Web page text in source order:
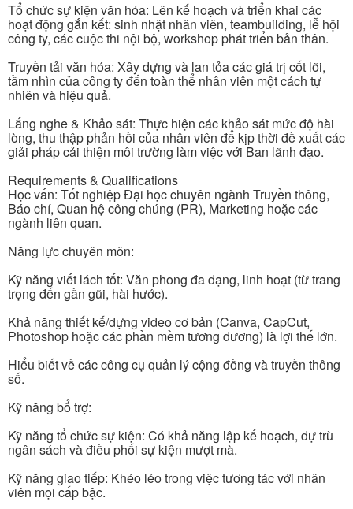
Tổ chức sự kiện văn hóa: Lên kế hoạch và triển khai các
hoạt động gắn kết: sinh nhật nhân viên, teambuilding, lễ hội
công ty, các cuộc thi nội bộ, workshop phát triển bản thân.
Truyền tải văn hóa: Xây dựng và lan tỏa các giá trị cốt lõi,
tầm nhìn của công ty đến toàn thể nhân viên một cách tự
nhiên và hiệu quả.
Lắng nghe & Khảo sát: Thực hiện các khảo sát mức độ hài
lòng, thu thập phản hồi của nhân viên để kịp thời đề xuất các
giải pháp cải thiện môi trường làm việc với Ban lãnh đạo.
Requirements & Qualifications
Học vấn: Tốt nghiệp Đại học chuyên ngành Truyền thông,
Báo chí, Quan hệ công chúng (PR), Marketing hoặc các
ngành liên quan.
Năng lực chuyên môn:
Kỹ năng viết lách tốt: Văn phong đa dạng, linh hoạt (từ trang
trọng đến gần gũi, hài hước).
Khả năng thiết kế/dựng video cơ bản (Canva, CapCut,
Photoshop hoặc các phần mềm tương đương) là lợi thế lớn.
Hiểu biết về các công cụ quản lý cộng đồng và truyền thông
số.
Kỹ năng bổ trợ:
Kỹ năng tổ chức sự kiện: Có khả năng lập kế hoạch, dự trù
ngân sách và điều phối sự kiện mượt mà.
Kỹ năng giao tiếp: Khéo léo trong việc tương tác với nhân
viên mọi cấp bậc.